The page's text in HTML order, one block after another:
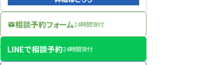
mail相談予約フォーム24時間受付
LINEで相談予約24時間受付